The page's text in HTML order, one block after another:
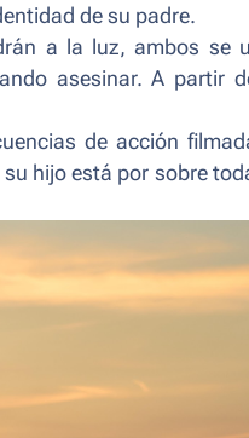
de su padre.
a la luz, ambos se
asesinar. A partir
de acción
hijo está por sobre